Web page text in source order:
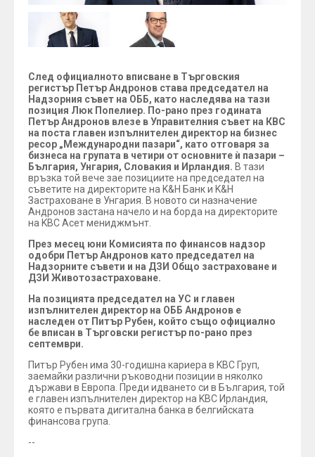
След официалното вписване в Търговския
регистър Петър Андронов става председател на
Надзорния съвет на ОББ, като наследява на тази
позиция Люк Попелиер. По-рано през годината
Петър Андронов влезе в Управителния съвет на КВС
на поста главен изпълнителен директор на бизнес
ресор „Международни пазари“, като отговаря за
бизнеса на групата в четири от основните ѝ пазари –
България, Унгария, Словакия и Ирландия. В тази
връзка той вече зае позициите на председател на
съветите на директорите на K&H Банк и K&H
Застраховане в Унгария. В новото си назначение
Андронов застана начело и на борда на директорите
на KBC Асет мениджмънт.
През месец юни Комисията по финансов надзор
одобри Петър Андронов като председател на
Надзорните съвети и на ДЗИ Общо застраховане и
ДЗИ Животозастраховане.
На позицията председател на УС и главен
изпълнителен директор на ОББ Андронов е
наследен от Питър Рубен, който също официално
бе вписан в Търговски регистър по-рано през
септември.
Питър Рубен има 30-годишна кариера в KBC Груп,
заемайки различни ръководни позиции в няколко
държави в Европа. Преди идването си в България, той
е главен изпълнителен директор на KBC Ирландия,
която е първата дигитална банка в белгийската
финансова група.
--